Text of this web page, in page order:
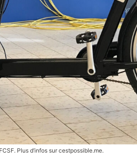
Plus d’infos sur cestpossible.me.